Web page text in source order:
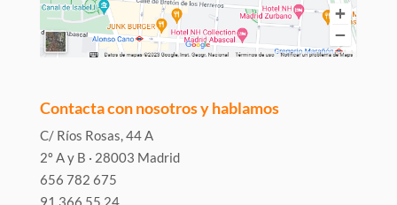
Contacta con nosotros y hablamos
C/ Ríos Rosas, 44 A
2º A y B · 28003 Madrid
656 782 675
91 366 55 24